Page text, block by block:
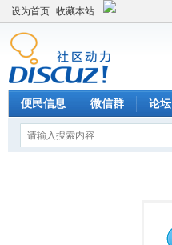
设为首页 收藏本站
便民信息 微信群 论坛